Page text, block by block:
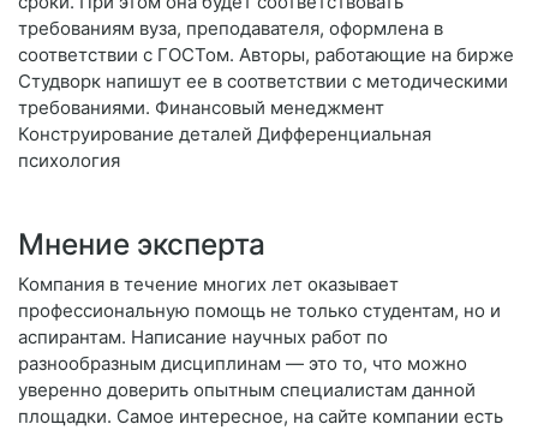
требованиям вуза, преподавателя, оформлена в
соответствии с ГОСТом. Авторы, работающие на бирже
Студворк напишут ее в соответствии с методическими
требованиями. Финансовый менеджмент
Конструирование деталей Дифференциальная
психология
Мнение эксперта
Компания в течение многих лет оказывает
профессиональную помощь не только студентам, но и
аспирантам. Написание научных работ по
разнообразным дисциплинам — это то, что можно
уверенно доверить опытным специалистам данной
площадки. Самое интересное, на сайте компании есть